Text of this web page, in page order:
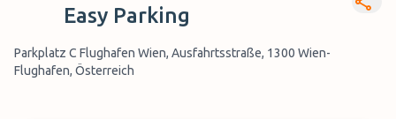
Easy Parking
Parkplatz C Flughafen Wien, Ausfahrtsstraße, 1300 Wien-
Flughafen, Österreich